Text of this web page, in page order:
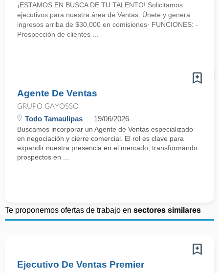
¡ESTAMOS EN BUSCA DE TU TALENTO! Solicitamos
ejecutivos para nuestra área de Ventas. Únete y genera
ingresos arriba de $30,000 en comisiones· FUNCIONES: -
Prospección de clientes ...
Agente De Ventas
GRUPO GAYOSSO
Todo Tamaulipas 19/06/2026
Buscamos incorporar un Agente de Ventas especializado
en negociación y cierre comercial. El rol es clave para
expandir nuestra presencia en el mercado, transformando
prospectos en ...
Te proponemos ofertas de trabajo en sectores similares
Ejecutivo De Ventas Premier